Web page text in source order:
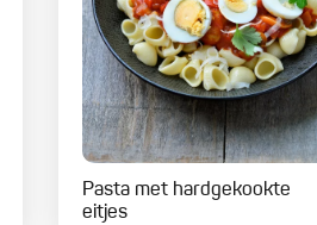
Pasta met hardgekookte
eitjes